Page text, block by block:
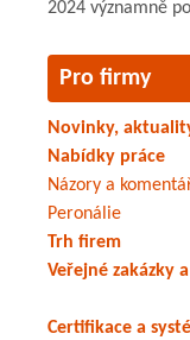
2024 významně
Pro firmy
Novinky,
Nabídky práce
Názory a
Peronálie
Trh firem
Veřejné zakázky
Certifikace a